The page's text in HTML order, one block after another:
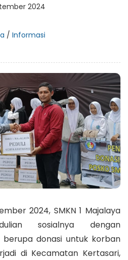
2024
/ Informasi
2024, SMKN 1 Majalaya
sosialnya dengan
donasi untuk korban
di Kecamatan Kertasari,